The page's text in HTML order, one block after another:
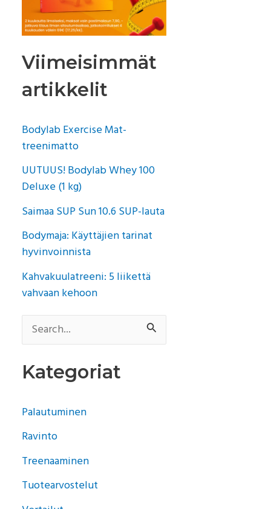
Viimeisimmät
artikkelit
Bodylab Exercise Mat-
treenimatto
UUTUUS! Bodylab Whey 100
Deluxe (1 kg)
Saimaa SUP Sun 10.6 SUP-lauta
Bodymaja: Käyttäjien tarinat
hyvinvoinnista
Kahvakuulatreeni: 5 liikettä
vahvaan kehoon
a
c
h
f
o
r
Kategoriat
Palautuminen
Ravinto
Treenaaminen
Tuotearvostelut